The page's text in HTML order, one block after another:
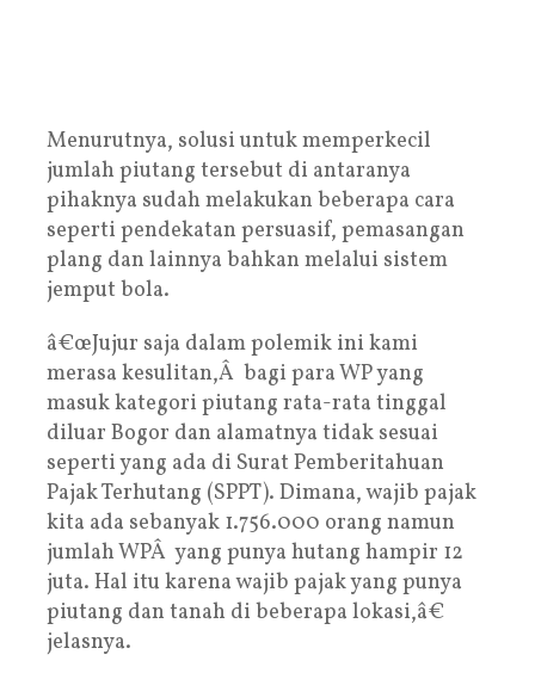
Menurutnya, solusi untuk memperkecil
jumlah piutang tersebut di antaranya
pihaknya sudah melakukan beberapa cara
seperti pendekatan persuasif, pemasangan
plang dan lainnya bahkan melalui sistem
jemput bola.
â€œJujur saja dalam polemik ini kami
merasa kesulitan,Â bagi para WP yang
masuk kategori piutang rata-rata tinggal
diluar Bogor dan alamatnya tidak sesuai
seperti yang ada di Surat Pemberitahuan
Pajak Terhutang (SPPT). Dimana, wajib pajak
kita ada sebanyak 1.756.000 orang namun
jumlah WPÂ yang punya hutang hampir 12
juta. Hal itu karena wajib pajak yang punya
piutang dan tanah di beberapa lokasi,â€
jelasnya.